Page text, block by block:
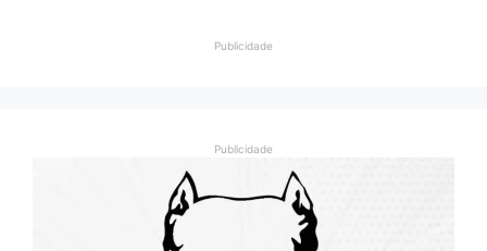
Publicidade
Publicidade